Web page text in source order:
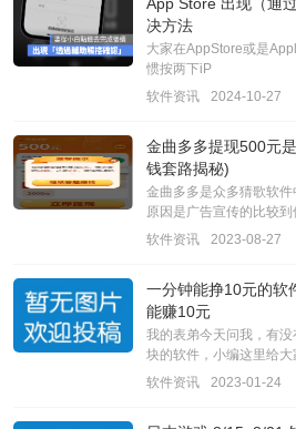
决方法
大家在AppStore或是
惯按两下iP
软件资讯
2024-10-27
金曲多多提现500元
钱套路揭秘)
金曲多多是众多猜歌软
原因是广告宣传的比较到
软件资讯
2023-08-27
一分钟能挣10元的软
能赚10元
我的表弟今天问我，有
块的软件，小编这里给大
软件资讯
2023-01-24